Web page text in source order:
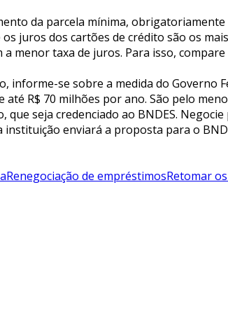
da parcela mínima, obrigatoriamente
juros dos cartões de crédito são os
menor taxa de juros. Para isso, compare
informe-se sobre a medida do Governo
R$ 70 milhões por ano. São pelo
seja credenciado ao BNDES. Negocie
enviará a proposta para o
Renegociação de empréstimosRetomar